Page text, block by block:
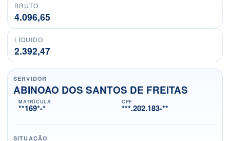
BRUTO
4.096,65
LÍQUIDO
2.392,47
SERVIDOR
ABINOAO DOS SANTOS DE FREITAS
MATRÍCULA
**169*-*
CPF
***.202.183-**
SITUAÇÃO